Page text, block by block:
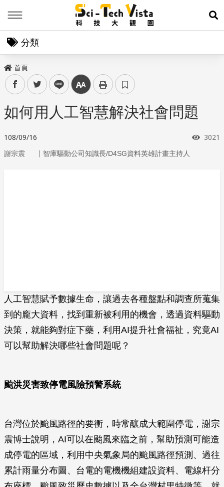
展
分類
首頁
facebooktwitter line 中
如何用人工智慧解決社會問題
108/09/16 瀏覽
3021
謝宗震 ｜ 智庫驅動公司知識長/D4SG資料英雄計畫主持人
人工智慧賦予數據生命，讓過去各種盤點和調查所蒐集
到的龐大資料，找到重新被利用的機會，透過資料驅動
決策，就能夠對症下藥，利用AI提升社會福祉，究竟AI
可以幫助解決哪些社會問題呢？
颱洪災害致停電風險預警系統
台灣位於颱風路徑的要衝，時常釀成大範圍停電，謝宗
震博士說明，AI可以在颱風來臨之前，幫助預測可能造
成停電的區域，利用中央氣象局的颱風路徑預測、過往
累計雨量分布圖、台電的電機機組建設資料、電線杆分